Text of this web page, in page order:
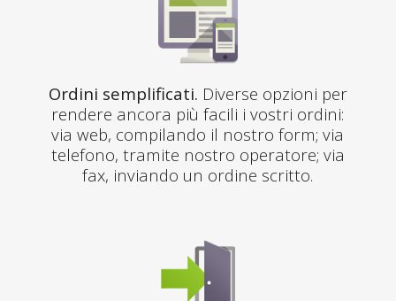
Ordini semplificati. Diverse opzioni per
rendere ancora più facili i vostri ordini:
via web, compilando il nostro form; via
telefono, tramite nostro operatore; via
fax, inviando un ordine scritto.